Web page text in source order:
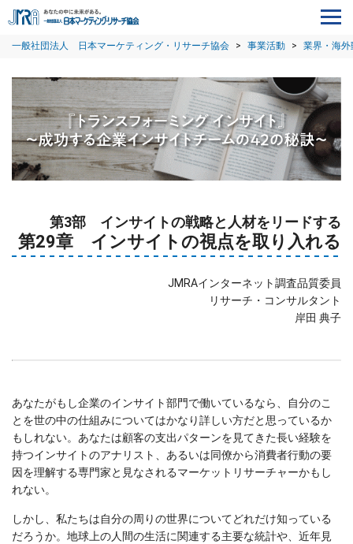
一般社団法人 日本マーケティング・リサーチ協会 > 事業活動 > 業界・海外
第3部 インサイトの戦略と人材をリードする
第29章 インサイトの視点を取り入れる
JMRAインターネット調査品質委員
リサーチ・コンサルタント
岸田 典子
あなたがもし企業のインサイト部門で働いているなら、自分のこ
とを世の中の仕組みについてはかなり詳しい方だと思っているか
もしれない。あなたは顧客の支出パターンを見てきた長い経験を
持つインサイトのアナリスト、あるいは同僚から消費者行動の要
因を理解する専門家と見なされるマーケットリサーチャーかもし
れない。
しかし、私たちは自分の周りの世界についてどれだけ知っている
だろうか。地球上の人間の生活に関連する主要な統計や、近年見